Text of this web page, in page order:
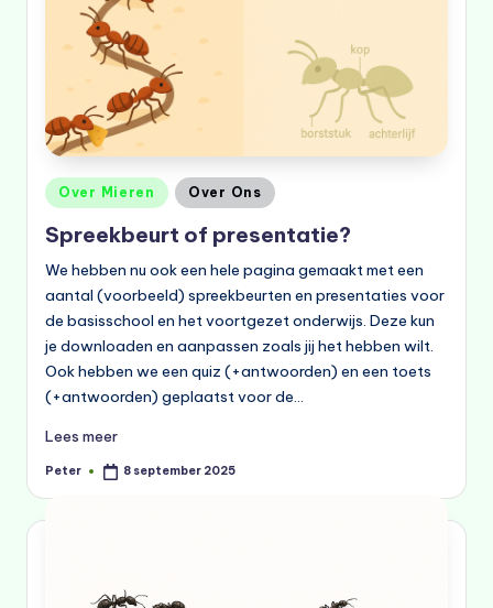
Geplaatst
Over Mieren Over Ons
Spreekbeurt of presentatie?
We hebben nu ook een hele pagina gemaakt met een
aantal (voorbeeld) spreekbeurten en presentaties voor
de basisschool en het voortgezet onderwijs. Deze kun
je downloaden en aanpassen zoals jij het hebben wilt.
Ook hebben we een quiz (+antwoorden) en een toets
(+antwoorden) geplaatst voor de…
Lees meer
Geplaatst
Peter 8 september 2025